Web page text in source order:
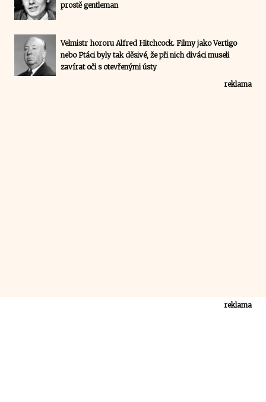
prostě gentleman
Velmistr hororu Alfred Hitchcock. Filmy jako Vertigo
nebo Ptáci byly tak děsivé, že při nich diváci museli
zavírat oči s otevřenými ústy
reklama
reklama